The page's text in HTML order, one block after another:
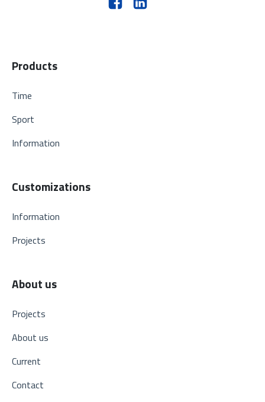
Products
Time
Sport
Information
Customizations
Information
Projects
About us
Projects
About us
Current
Contact